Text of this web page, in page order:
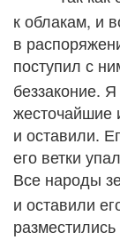
к облакам, и
в
поступил с
беззаконие. Я
жесточайшие
и оставили.
его ветки
Все народы
и оставили